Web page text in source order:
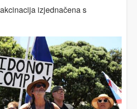
izjednačena s